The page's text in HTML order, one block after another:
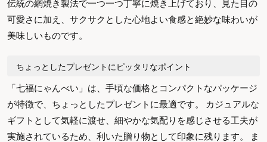
伝統の網焼き製法で一つ一つ丁寧に焼き上げており、見た目の
可愛さに加え、サクサクとした心地よい食感と絶妙な味わいが
美味しいものです。
ちょっとしたプレゼントにピッタリなポイント
「七福にゃんべい」は、手頃な価格とコンパクトなパッケージ
が特徴で、ちょっとしたプレゼントに最適です。 カジュアルな
ギフトとして気軽に渡せ、細やかな気配りを感じさせる工夫が
実施されているため、利いた贈り物として印象に残ります。 ま